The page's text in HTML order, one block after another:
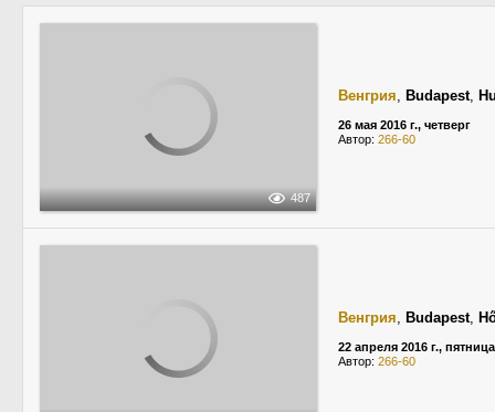
487
Венгрия, Budapest,
26 мая 2016 г., четверг
Автор: 266-60
Венгрия, Budapest,
22 апреля 2016 г., пятница
Автор: 266-60